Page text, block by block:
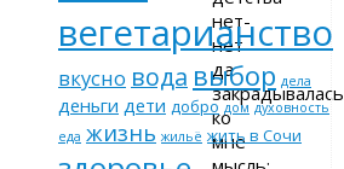
нет-
нет
да
закрадывалась
ко
мне
вегетарианство
вкусно вода выбор дела
деньги дети добро дом духовность
еда жизнь жильё жить в Сочи